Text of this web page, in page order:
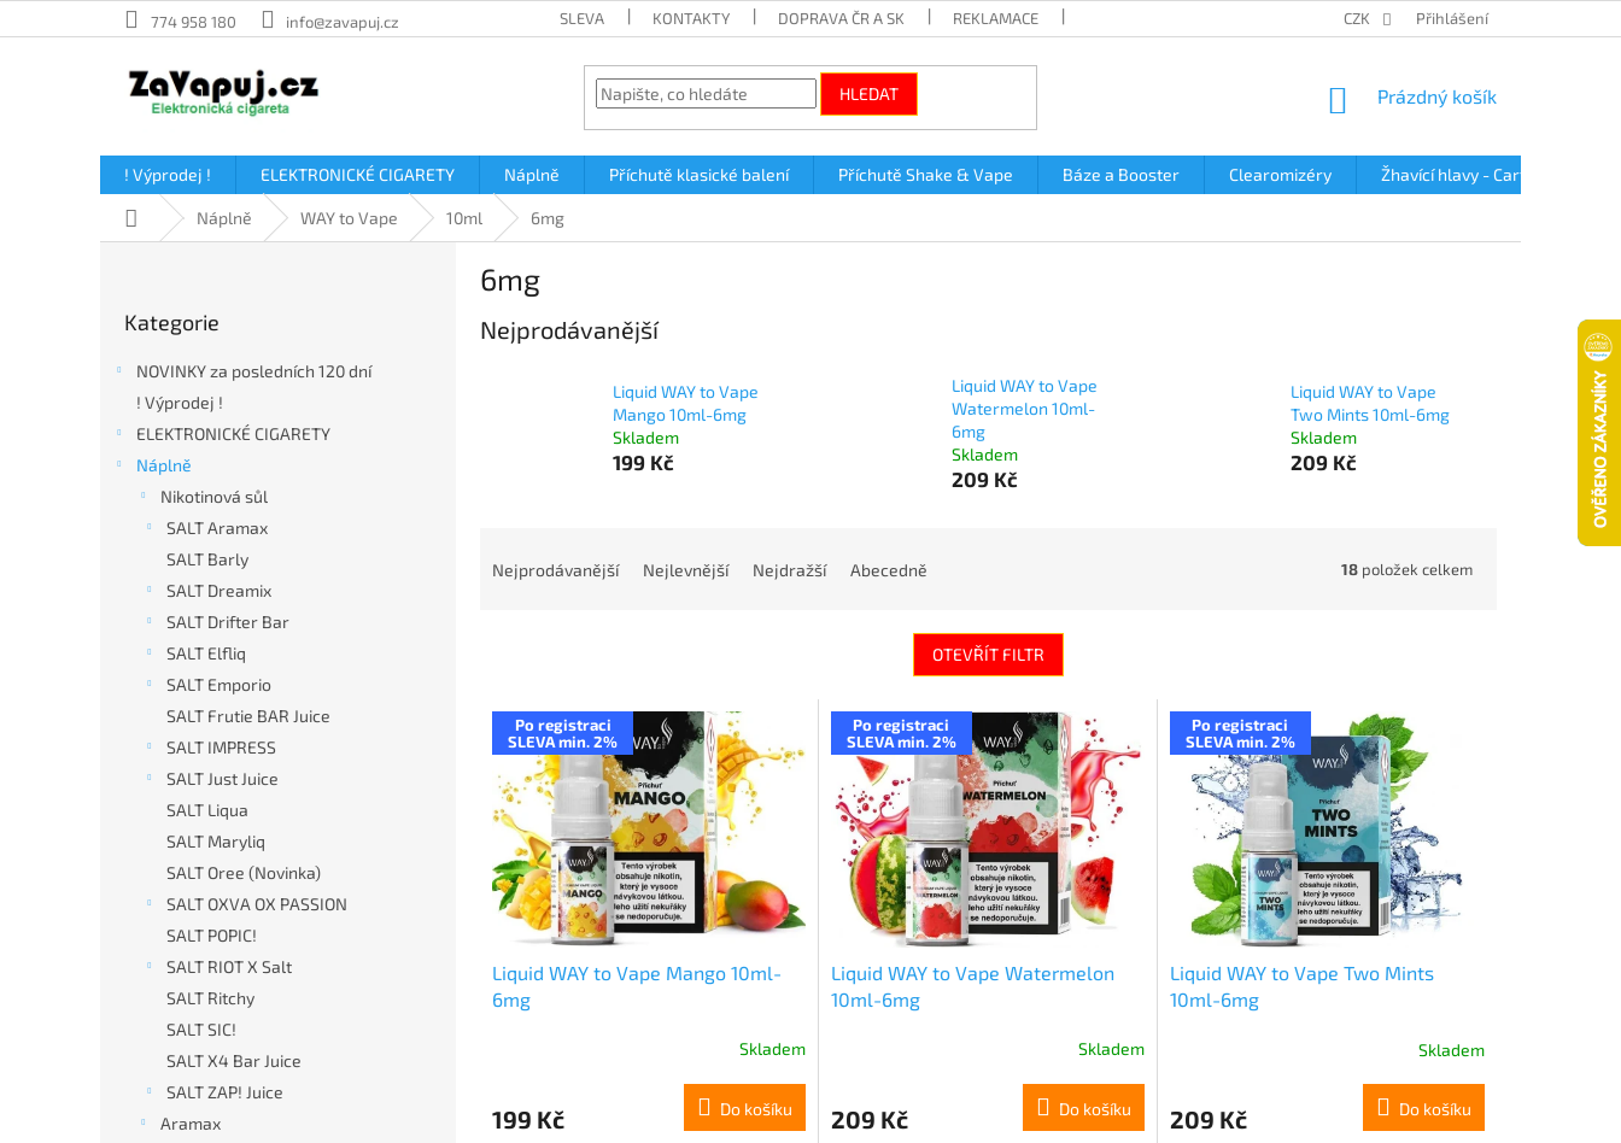
na
774 958 180 info@zavapuj.cz SLEVA KONTAKTY DOPRAVA ČR A SK REKLAMACE PODMÍNKY OCHRANY OSOBNÍCH ÚDAJŮ
CZK Přihlášení
HLEDAT
NÁKUPNÍ
Prázdný košík
! Výprodej ! ELEKTRONICKÉ CIGARETY Náplně Příchutě klasické balení Příchutě Shake & Vape Báze a Booster Clearomizéry Žhavící hlavy - Cartridge
Domů Náplně WAY to Vape 10ml 6mg
kategorie
Kategorie
NOVINKY za posledních 120 dní
! Výprodej !
ELEKTRONICKÉ CIGARETY
Náplně
Nikotinová sůl
SALT Aramax
SALT Barly
SALT Dreamix
SALT Drifter Bar
SALT Elfliq
SALT Emporio
SALT Frutie BAR Juice
SALT IMPRESS
SALT Just Juice
SALT Liqua
SALT Maryliq
SALT Oree (Novinka)
SALT OXVA OX PASSION
SALT POPIC!
SALT RIOT X Salt
SALT Ritchy
SALT SIC!
SALT X4 Bar Juice
SALT ZAP! Juice
Aramax
6mg
Nejprodávanější
Liquid WAY to Vape
Mango 10ml-6mg
Skladem
199 Kč
Liquid WAY to Vape
Watermelon 10ml-
6mg
Skladem
209 Kč
Liquid WAY to Vape
Two Mints 10ml-6mg
Skladem
209 Kč
Nejprodávanější Nejlevnější Nejdražší Abecedně 18 položek celkem
OTEVŘÍT FILTR
V
p
Po registraci
SLEVA min. 2%
Liquid WAY to Vape Mango 10ml-
6mg
Skladem
199 Kč Do košíku
Po registraci
SLEVA min. 2%
Liquid WAY to Vape Watermelon
10ml-6mg
Skladem
209 Kč Do košíku
Po registraci
SLEVA min. 2%
Liquid WAY to Vape Two Mints
10ml-6mg
Skladem
209 Kč Do košíku